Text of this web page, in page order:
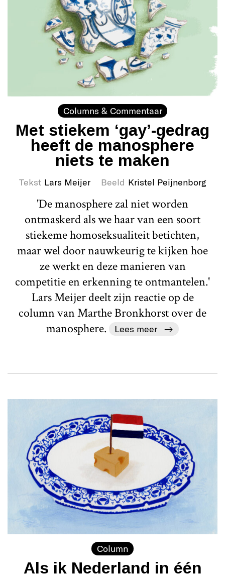
Columns & Commentaar
Met stiekem ‘gay’-gedrag
heeft de manosphere
niets te maken
Tekst Lars Meijer Beeld Kristel Peijnenborg
'De manosphere zal niet worden
ontmaskerd als we haar van een soort
stiekeme homoseksualiteit betichten,
maar wel door nauwkeurig te kijken hoe
ze werkt en deze manieren van
competitie en erkenning te ontmantelen.'
Lars Meijer deelt zijn reactie op de
column van Marthe Bronkhorst over de
manosphere.
Lees meer
Column
Als ik Nederland in één